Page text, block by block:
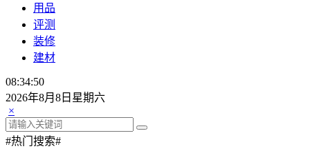
用品
评测
装修
建材
08:34:51
2026年8月8日星期六
×
#热门搜索#